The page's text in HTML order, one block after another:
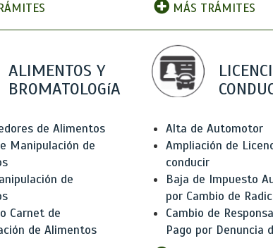
MÁS TRÁMITES
ALIMENTOS Y
BROMATOLOGíA
de Alimentos
Manipulación de
de
Carnet de
de Alimentos
Alta de Automotor
Ampliación de
conducir
Baja de Impuesto
por Cambio de
Cambio de
Pago por Denuncia